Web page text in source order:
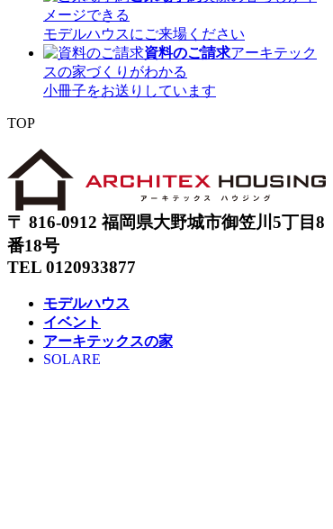
メージできる
モデルハウスにご来場ください
資料のご請求アーキテック
スの家づくりがわかる
小冊子をお送りしています
TOP
〒 816-0912 福岡県大野城市御笠川5丁目8
番18号
TEL 0120933877
モデルハウス
イベント
アーキテックスの家
SOLARE